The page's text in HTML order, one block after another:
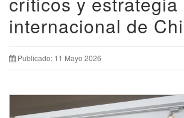
internacional de
Publicado: 11 Mayo 2026